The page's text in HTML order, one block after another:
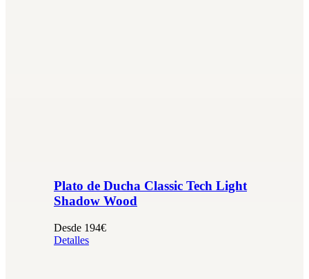
Plato de Ducha Classic Tech Light
Shadow Wood
Desde 194€
Detalles